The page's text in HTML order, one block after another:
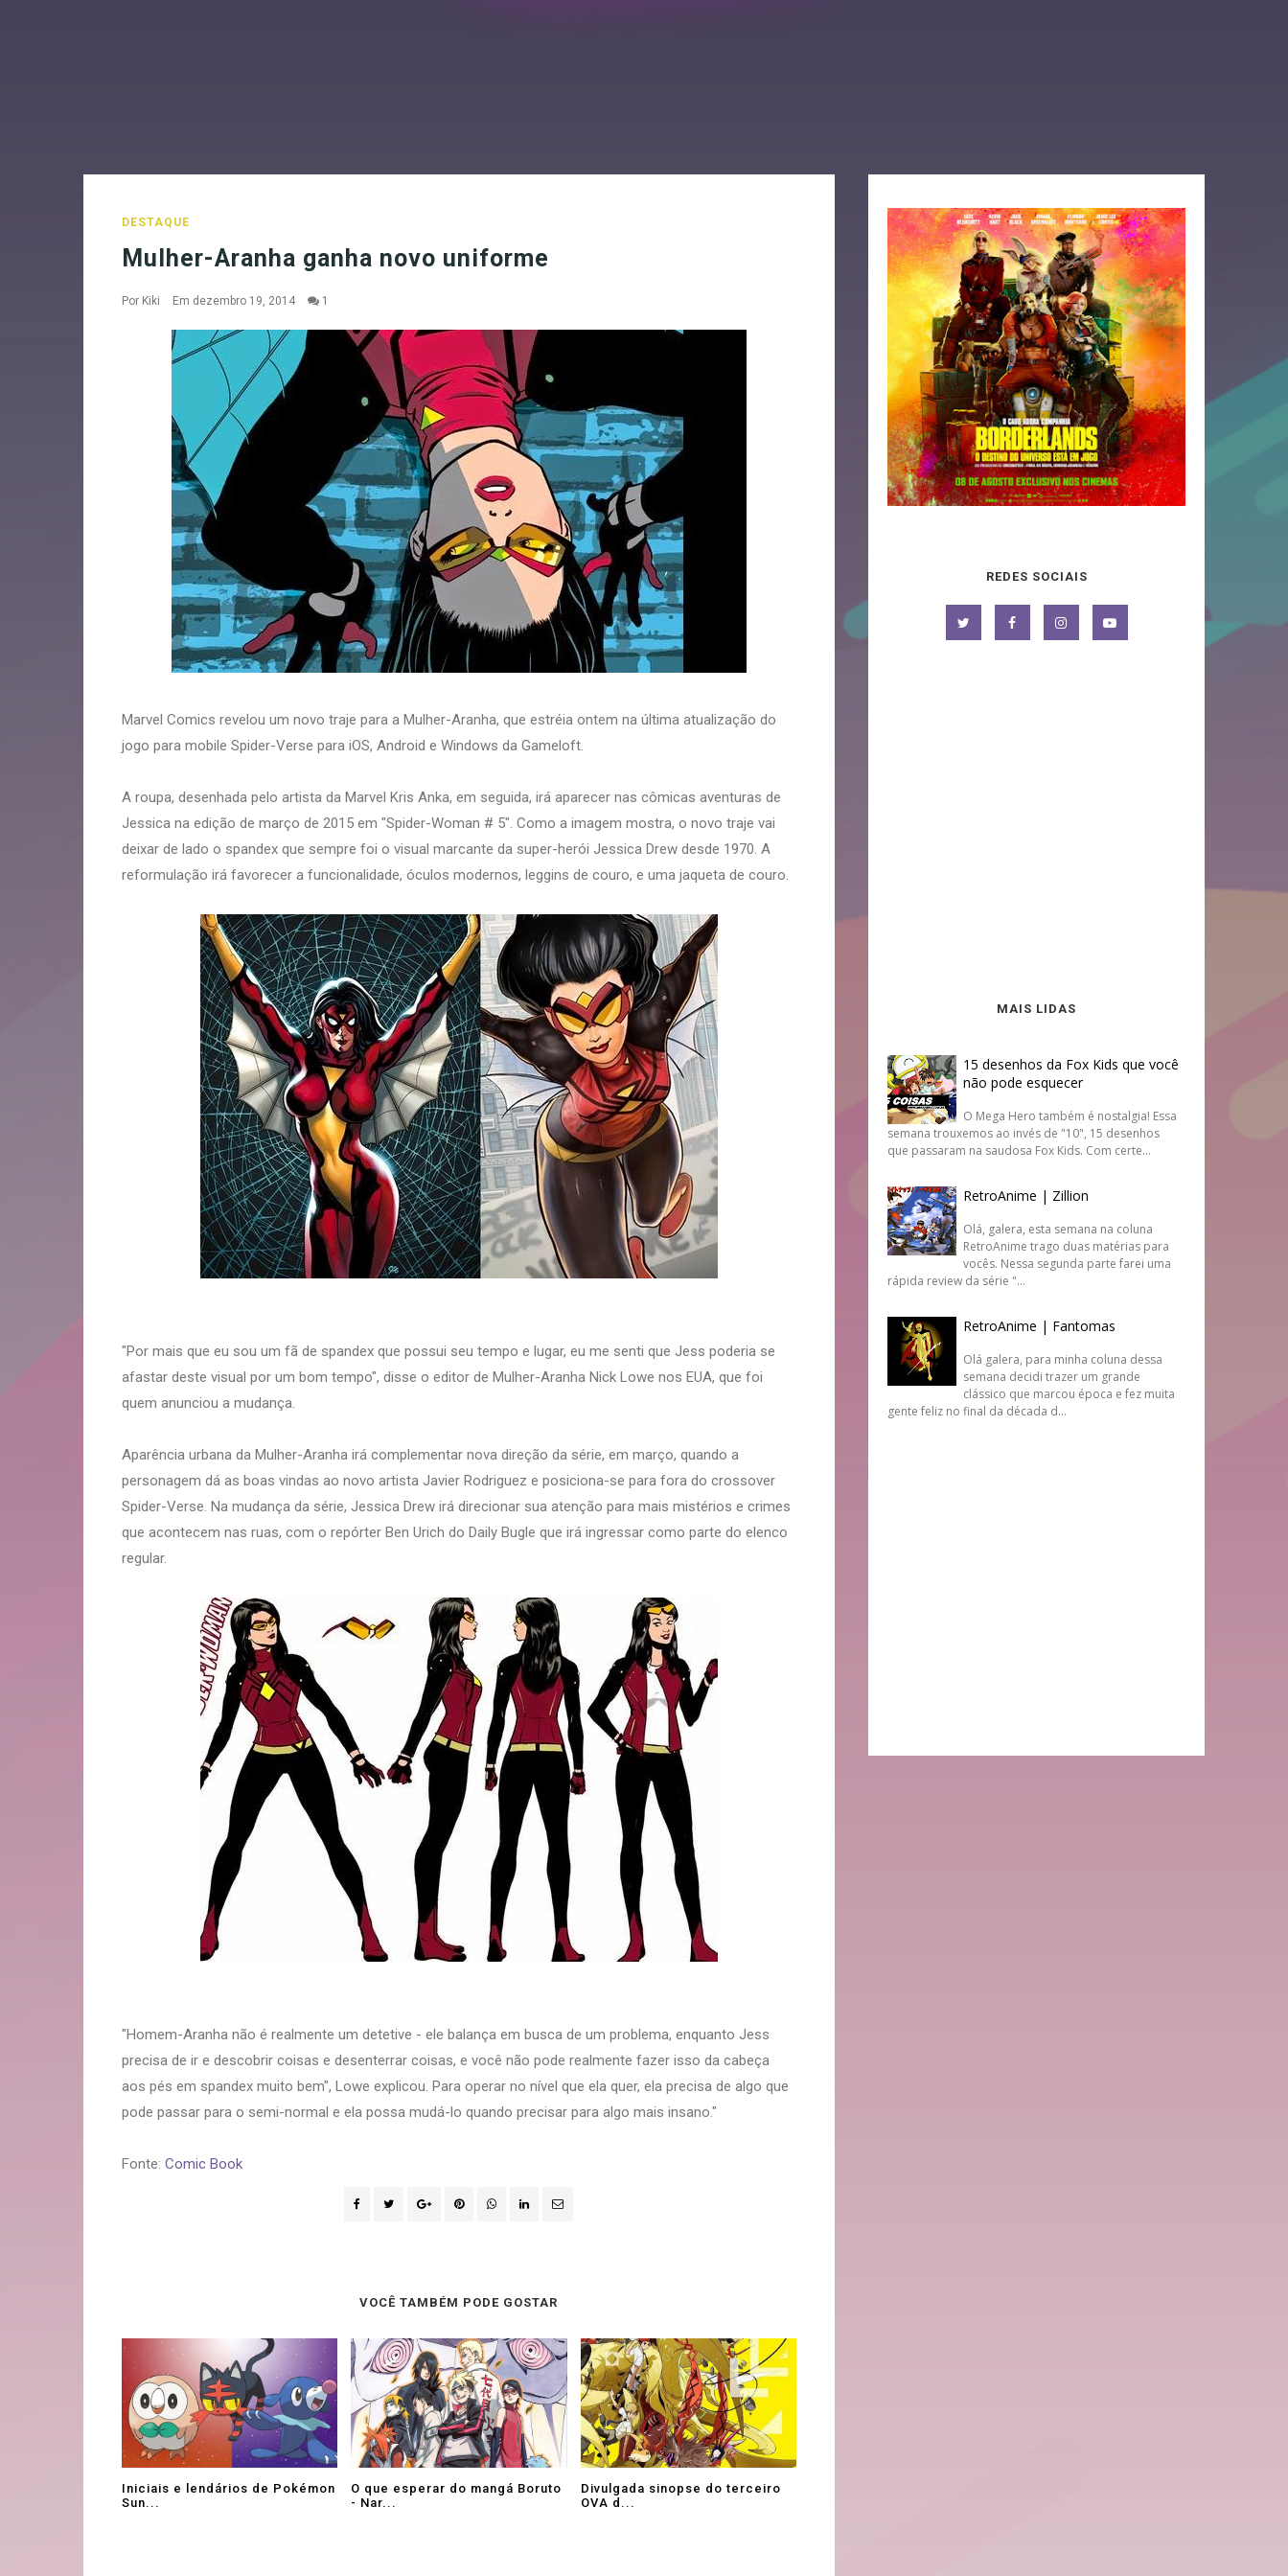
DESTAQUE
Mulher-Aranha ganha novo uniforme
Por Kiki Em dezembro 19, 2014 1
Marvel Comics revelou um novo traje para a Mulher-Aranha, que estréia ontem na última atualização do
jogo para mobile Spider-Verse para iOS, Android e Windows da Gameloft.
A roupa, desenhada pelo artista da Marvel Kris Anka, em seguida, irá aparecer nas cômicas aventuras de
Jessica na edição de março de 2015 em "Spider-Woman # 5". Como a imagem mostra, o novo traje vai
deixar de lado o spandex que sempre foi o visual marcante da super-herói Jessica Drew desde 1970. A
reformulação irá favorecer a funcionalidade, óculos modernos, leggins de couro, e uma jaqueta de couro.
"Por mais que eu sou um fã de spandex que possui seu tempo e lugar, eu me senti que Jess poderia se
afastar deste visual por um bom tempo", disse o editor de Mulher-Aranha Nick Lowe nos EUA, que foi
quem anunciou a mudança.
Aparência urbana da Mulher-Aranha irá complementar nova direção da série, em março, quando a
personagem dá as boas vindas ao novo artista Javier Rodriguez e posiciona-se para fora do crossover
Spider-Verse. Na mudança da série, Jessica Drew irá direcionar sua atenção para mais mistérios e crimes
que acontecem nas ruas, com o repórter Ben Urich do Daily Bugle que irá ingressar como parte do elenco
regular.
"Homem-Aranha não é realmente um detetive - ele balança em busca de um problema, enquanto Jess
precisa de ir e descobrir coisas e desenterrar coisas, e você não pode realmente fazer isso da cabeça
aos pés em spandex muito bem", Lowe explicou. Para operar no nível que ela quer, ela precisa de algo que
pode passar para o semi-normal e ela possa mudá-lo quando precisar para algo mais insano."
Fonte: Comic Book
VOCÊ TAMBÉM PODE GOSTAR
Iniciais e lendários de Pokémon
Sun...
O que esperar do mangá Boruto
- Nar...
Divulgada sinopse do terceiro
OVA d...
REDES SOCIAIS
MAIS LIDAS
15 desenhos da Fox Kids que você
não pode esquecer
O Mega Hero também é nostalgia! Essa
semana trouxemos ao invés de "10", 15 desenhos
que passaram na saudosa Fox Kids. Com certe...
RetroAnime | Zillion
Olá, galera, esta semana na coluna
RetroAnime trago duas matérias para
vocês. Nessa segunda parte farei uma
rápida review da série "...
RetroAnime | Fantomas
Olá galera, para minha coluna dessa
semana decidi trazer um grande
clássico que marcou época e fez muita
gente feliz no final da década d...